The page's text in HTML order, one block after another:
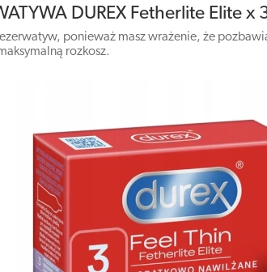
DUREX Fetherlite Elite x
ponieważ masz wrażenie, że
rozkosz.